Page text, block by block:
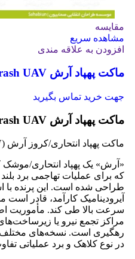
مقایسه
مشاهده سریع
افزودن به علاقه مندی
ماکت پهپاد آرش Arash UAV
جهت خرید تماس بگیرید
ماکت پهپاد آرش Arash UAV
ماکت پهپاد انتحاری/کروز آرش (Arash UAV)
«آرش» یک پهپاد انتحاری/
که برای عملیات تهاجمی برد
طراحی شده است. این پرنده با
آیرودینامیک کارآمد، قادر
سرعت بالا طی کند. مأموریت
مراکز تجمع نیرو یا
رهگیری است. نسخه‌های مختلف
در نوع کلاهک و برد عملیاتی